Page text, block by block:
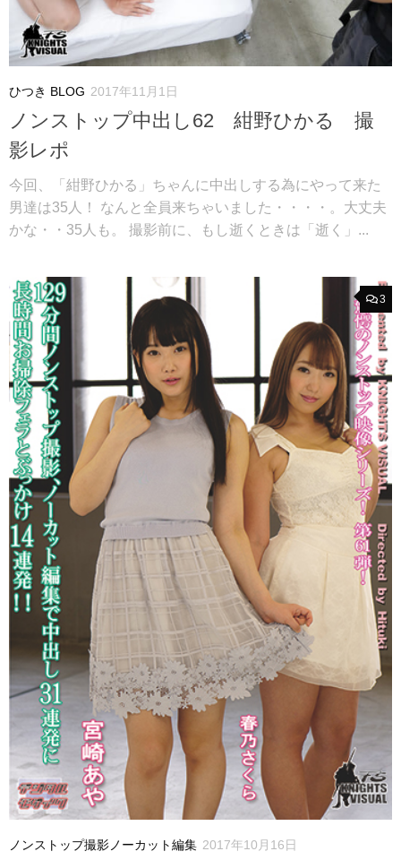
ひつき BLOG 2017年11月1日
ノンストップ中出し62 紺野ひかる 撮
影レポ
今回、「紺野ひかる」ちゃんに中出しする為にやって来た
男達は35人！ なんと全員来ちゃいました・・・・。大丈夫
かな・・35人も。 撮影前に、もし逝くときは「逝く」...
3
ノンストップ撮影ノーカット編集 2017年10月16日